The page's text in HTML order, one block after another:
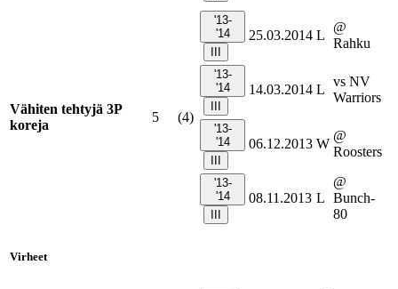
Vähiten tehtyjä 3P
koreja
5 (4)
'13-
'14
III
25.03.2014 L
@
Rahku
'13-
'14
III
14.03.2014 L
vs NV
Warriors
'13-
'14
III
06.12.2013 W
@
Roosters
'13-
'14
III
08.11.2013 L
@
Bunch-
80
Virheet